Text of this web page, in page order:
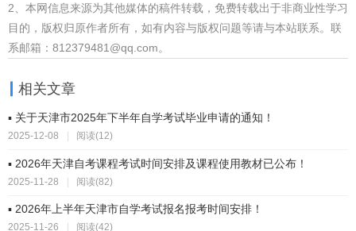
2、本网信息来源为其他媒体的稿件转载，免费转载出于非商业性学习
目的，版权归原作者所有，如有内容与版权问题等请与本站联系。联
系邮箱：812379481@qq.com。
相关文章
▪ 关于天津市2025年下半年自学考试毕业申请的通知！
2025-12-08 阅读(12)
▪ 2026年天津自考课程考试时间安排及课程使用教材已公布！
2025-11-28 | 阅读(82)
▪ 2026年上半年天津市自学考试报名报考时间安排！
2025-11-26 阅读(42)